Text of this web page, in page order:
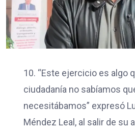
10. “Este ejercicio es algo
ciudadanía no sabíamos
necesitábamos” expresó
Méndez Leal, al salir de su